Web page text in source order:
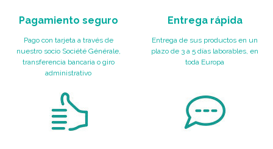
Pagamiento seguro
Pago con tarjeta a través de
nuestro socio Société Générale,
transferencia bancaria o giro
administrativo
Entrega rápida
Entrega de sus productos en un
plazo de 3 a 5 días laborables, en
toda Europa